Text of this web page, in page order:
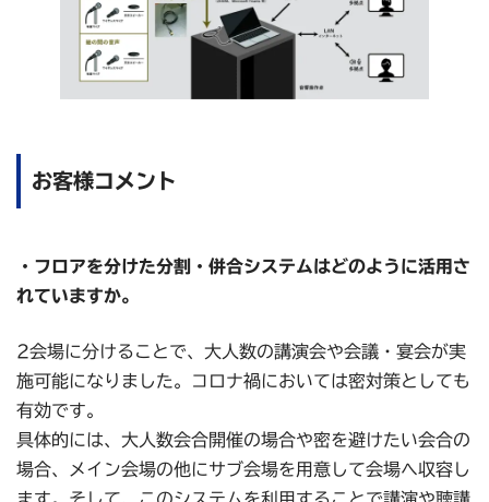
お客様コメント
・フロアを分けた分割・併合システムはどのように活用さ
れていますか。
2会場に分けることで、大人数の講演会や会議・宴会が実
施可能になりました。コロナ禍においては密対策としても
有効です。
具体的には、大人数会合開催の場合や密を避けたい会合の
場合、メイン会場の他にサブ会場を用意して会場へ収容し